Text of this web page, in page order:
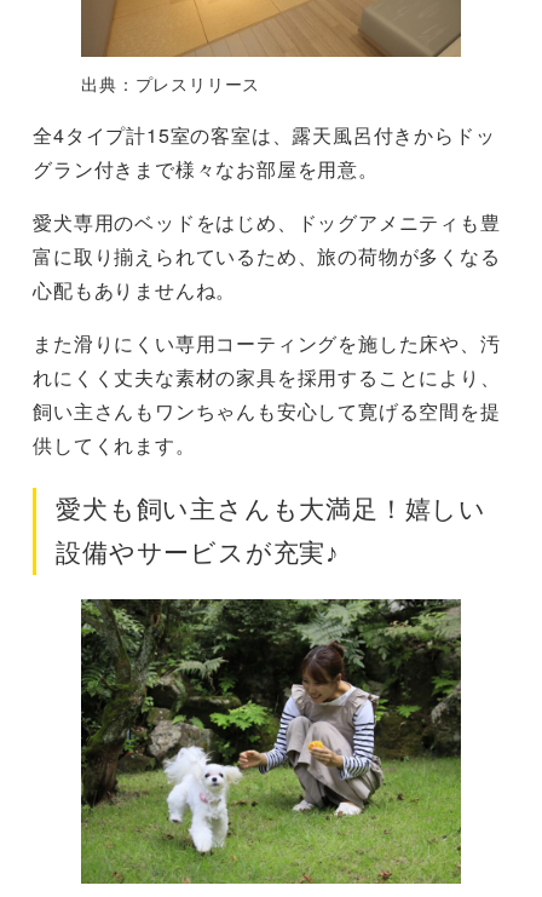
出典：プレスリリース
全4タイプ計15室の客室は、露天風呂付きからドッ
グラン付きまで様々なお部屋を用意。
愛犬専用のベッドをはじめ、ドッグアメニティも豊
富に取り揃えられているため、旅の荷物が多くなる
心配もありませんね。
また滑りにくい専用コーティングを施した床や、汚
れにくく丈夫な素材の家具を採用することにより、
飼い主さんもワンちゃんも安心して寛げる空間を提
供してくれます。
愛犬も飼い主さんも大満足！嬉しい
設備やサービスが充実♪